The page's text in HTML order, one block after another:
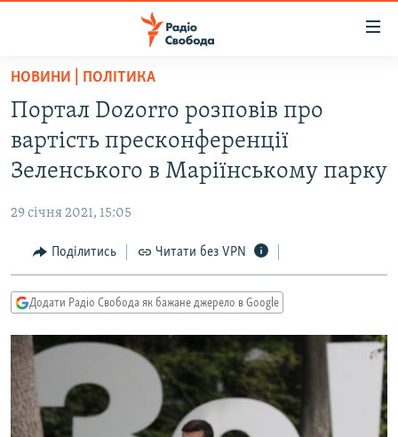
Перейти
основного
матеріалу
Перейти
до
основної
Перейти
до
пошуку
ВСЕ ЗА ДОБУ
СТАТТІ
ЕКОНОМІКА
СУСПІЛЬСТВО
УКРАЇНА
РОСІЙСЬКА «ФІЛЬТРАЦІЯ»
ДОНБАС.РЕАЛІЇ
ТИ ЯК?
СХЕМИ
КИТАЙ.ВИКЛИКИ
МУЛЬТИМЕДІА
НОВИНИ | ПОЛІТИКА
Портал Dozorro розповів про
вартість пресконференції
Зеленського в Маріїнському парку
29 січня 2021, 15:05
Поділитись Читати без VPN
Додати Радіо Свобода як бажане джерело в Google